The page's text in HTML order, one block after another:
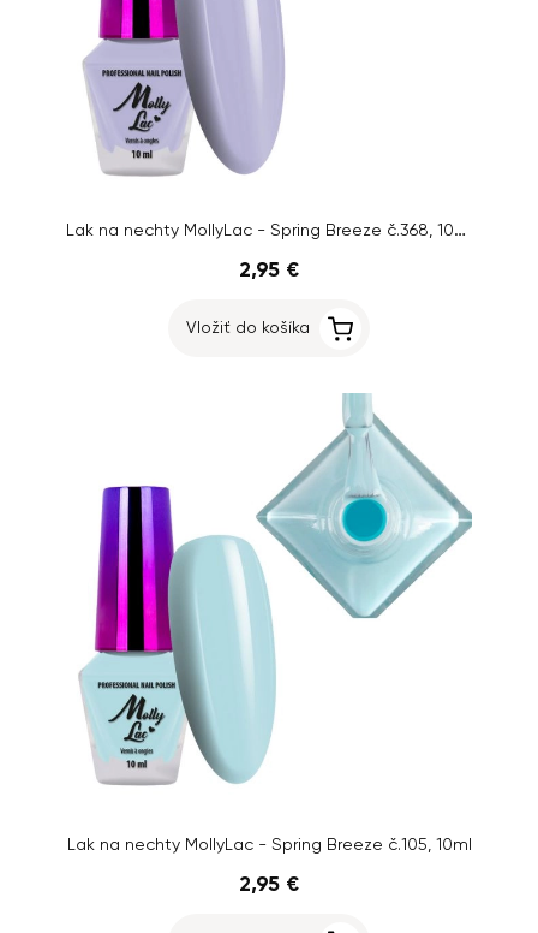
Lak na nechty MollyLac - Spring Breeze č.368, 10ml
2,95 €
Vložiť do košíka
Lak na nechty MollyLac - Spring Breeze č.105, 10ml
2,95 €